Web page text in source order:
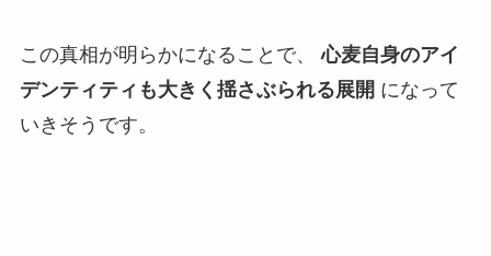
この真相が明らかになることで、心麦自身のアイ
デンティティも大きく揺さぶられる展開 になって
いきそうです。